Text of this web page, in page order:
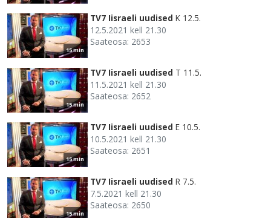
15 min
TV7 Iisraeli uudised K 12.5.
12.5.2021 kell 21.30
Saateosa: 2653
15 min
TV7 Iisraeli uudised T 11.5.
11.5.2021 kell 21.30
Saateosa: 2652
15 min
TV7 Iisraeli uudised E 10.5.
10.5.2021 kell 21.30
Saateosa: 2651
15 min
TV7 Iisraeli uudised R 7.5.
7.5.2021 kell 21.30
Saateosa: 2650